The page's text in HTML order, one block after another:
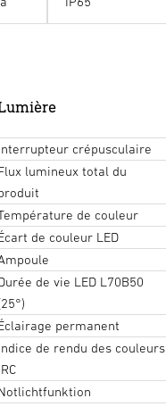
crépusculaire
lumineux total du
de couleur
de couleur LED
de vie LED L70B50
permanent
de rendu des couleurs